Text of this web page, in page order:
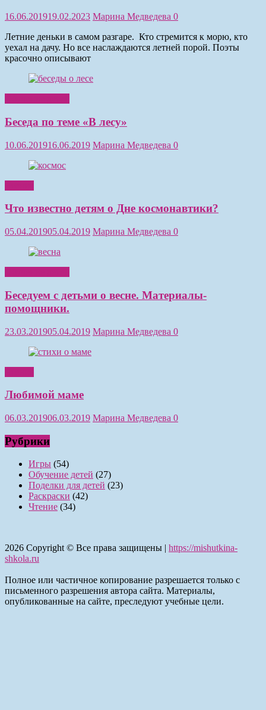
16.06.201919.02.2023 Марина Медведева 0
Летние деньки в самом разгаре. Кто стремится к морю, кто
уехал на дачу. Но все наслаждаются летней порой. Поэты
красочно описывают
Беседа по теме «В лесу»
10.06.201916.06.2019 Марина Медведева 0
Что известно детям о Дне космонавтики?
05.04.201905.04.2019 Марина Медведева 0
Беседуем с детьми о весне. Материалы-
помощники.
23.03.201905.04.2019 Марина Медведева 0
Любимой маме
06.03.201906.03.2019 Марина Медведева 0
Рубрики
Игры (54)
Обучение детей (27)
Поделки для детей (23)
Раскраски (42)
Чтение (34)
2026 Copyright © Все права защищены | https://mishutkina-
shkola.ru
Полное или частичное копирование разрешается только с
письменного разрешения автора сайта. Материалы,
опубликованные на сайте, преследуют учебные цели.